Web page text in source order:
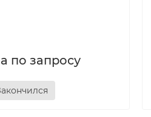
по запросу